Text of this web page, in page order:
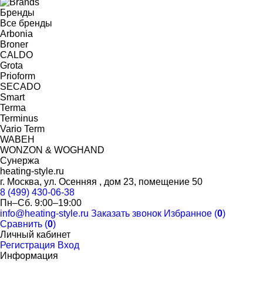
Бренды
Все бренды
Arbonia
Broner
CALDO
Grota
Prioform
SECADO
Smart
Terma
Terminus
Vario Term
WABEH
WONZON & WOGHAND
Сунержа
heating-style.ru
г. Москва, ул. Осенняя , дом 23, помещение 50
8 (499) 430-06-38
Пн–Сб. 9:00–19:00
info@heating-style.ru Заказать звонок Избранное (0)
Сравнить (0)
Личный кабинет
Регистрация Вход
Информация